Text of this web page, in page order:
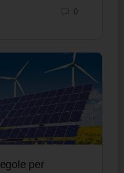
0
per